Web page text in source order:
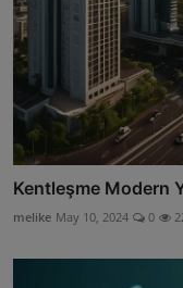
Kentleşme Modern
melike May 10, 2024 0